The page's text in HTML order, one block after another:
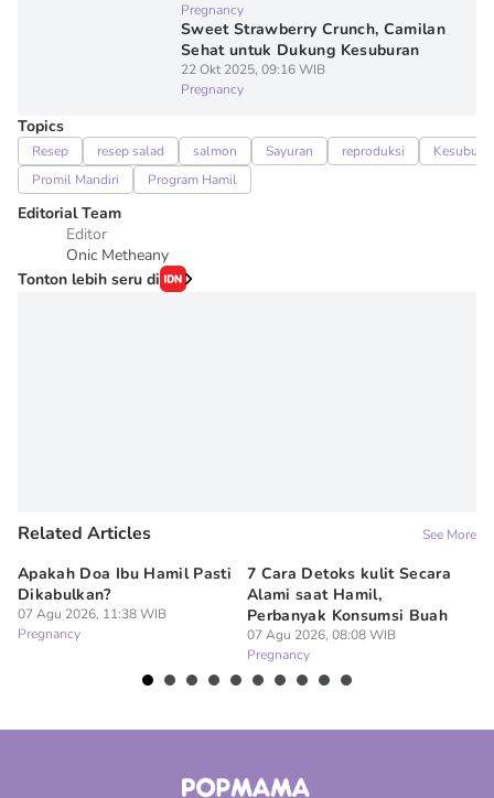
Pregnancy
Sweet Strawberry Crunch, Camilan
Sehat untuk Dukung Kesuburan
22 Okt 2025, 09:16 WIB
Pregnancy
Topics
Resep resep salad salmon Sayuran reproduksi
Promil Mandiri
Program Hamil
Editorial Team
Editor
Onic Metheany
Tonton lebih seru di
Related Articles See More
Apakah Doa Ibu Hamil Pasti
Dikabulkan?
07 Agu 2026, 11:38 WIB
Pregnancy
7 Cara Detoks kulit Secara
Alami saat Hamil,
Perbanyak Konsumsi Buah
07 Agu 2026, 08:08 WIB
Pregnancy